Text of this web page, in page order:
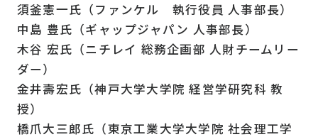
須釜憲一氏（ファンケル 執行役員 人事部長）
中島 豊氏（ギャップジャパン 人事部長）
木谷 宏氏（ニチレイ 総務企画部 人財チームリー
ダー）
金井壽宏氏（神戸大学大学院 経営学研究科 教
授）
橋爪大三郎氏（東京工業大学大学院 社会理工学